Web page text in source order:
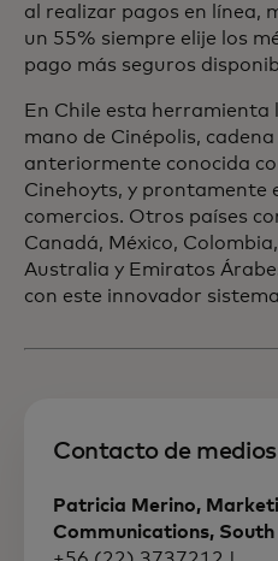
al realizar pagos en línea,
un 55% siempre elije los
pago más seguros
En Chile esta herramienta
mano de Cinépolis, cadena
anteriormente conocida
Cinehoyts, y prontamente
comercios. Otros países
Canadá, México,
Australia y Emiratos
con este innovador
Contacto de medios
Patricia Merino,
Communications, South